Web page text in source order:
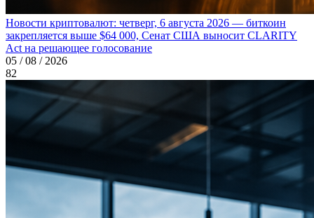
Новости криптовалют: четверг, 6 августа 2026 — биткоин
закрепляется выше $64 000, Сенат США выносит CLARITY
Act на решающее голосование
05 / 08 / 2026
82